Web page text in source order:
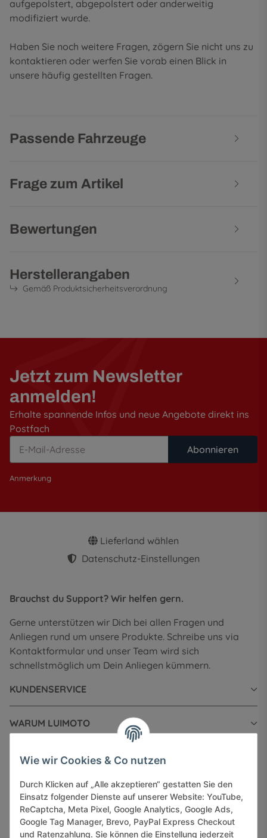
aufgepolstert, abgepolstert oder anderweitig
modifiziert wurde.
Haben Sie noch weitere Fragen, zögern Sie nicht uns zu
kontaktieren oder werfen Sie vorab einen Blick in
unsere häufig gestellten Fragen.
Passende Fahrzeuge
Frage zum Artikel
Bewertungen
Herstellerangaben
Gemäß Produktsicherheitsverordnung
Jetzt zum Newsletter
anmelden!
Erhalte spannende Infos und neue Angebote direkt ins
Postfach
Abonnieren
Anmerkung
Lieferland wählen
Datenschutz-Einstellungen
Brauchst du Support? Wir helfen gern.
Gerne unterstützen wir Dich bei allen Fragen und
Anliegen rund um unsere Produkte. Schreibe uns via
Kontaktformular und unser Team wird sich
schnellstmöglich um Dein Anliegen kümmern.
KUNDENSERVICE
WARUM LUIMOTO
INFORMATIONEN
GESETZLICHE INFORMATIONEN
Wie wir Cookies & Co nutzen
Durch Klicken auf „Alle akzeptieren“ gestatten Sie den
Einsatz folgender Dienste auf unserer Website: YouTube,
ReCaptcha, Meta Pixel, Google Analytics, Google Ads,
Google Tag Manager, Brevo, PayPal Express Checkout
und Ratenzahlung. Sie können die Einstellung jederzeit